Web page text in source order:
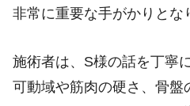
非常に重要な手がかりとな
施術者は、S様の話を丁寧
可動域や筋肉の硬さ、骨盤